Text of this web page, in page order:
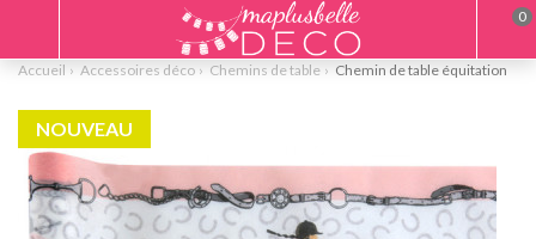
Accueil Accessoires déco Chemins de table Chemin de table équitation
NOUVEAU
0